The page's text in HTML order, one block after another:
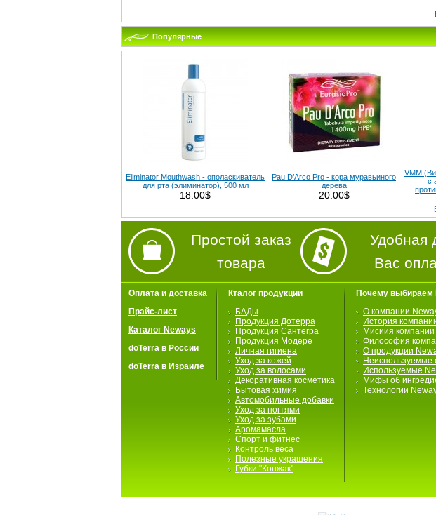
Популярные
Eliminator Mouthwash - ополаскиватель
для рта (элиминатор), 500 мл
18.00$
Pau D’Arco Pro - кора муравьиного
дерева
20.00$
VMM
с
Простой заказ
товара
Удобная
Вас
Оплата и доставка
Прайс-лист
Каталог Neways
doTerra в России
doTerra в Израиле
Кталог продукции
БАДы
Продукция Дотерра
Продукция Сантегра
Продукция Модере
Личная гигиена
Уход за кожей
Уход за волосами
Декоративная косметика
Бытовая химия
Автомобильные добавки
Уход за ногтями
Уход за зубами
Аромамасла
Спорт и фитнес
Контроль веса
Полезные украшения
Губки "Конжак"
Почему выбираем
О компании
История
Мисиия
Философия
О продукции
Неиспользуемые
Используемые
Мифы об
Технологии